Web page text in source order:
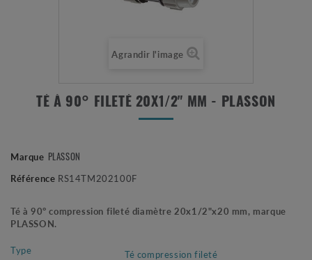
Agrandir l'image
TÉ À 90° FILETÉ 20X1/2" MM - PLASSON
Marque PLASSON
Référence RS14TM202100F
Té à 90° compression fileté diamètre 20x1/2"x20 mm, marque
PLASSON.
Type
Té compression fileté